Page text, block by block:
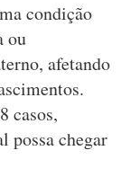
condição
ou
afetando
casos,
possa chegar